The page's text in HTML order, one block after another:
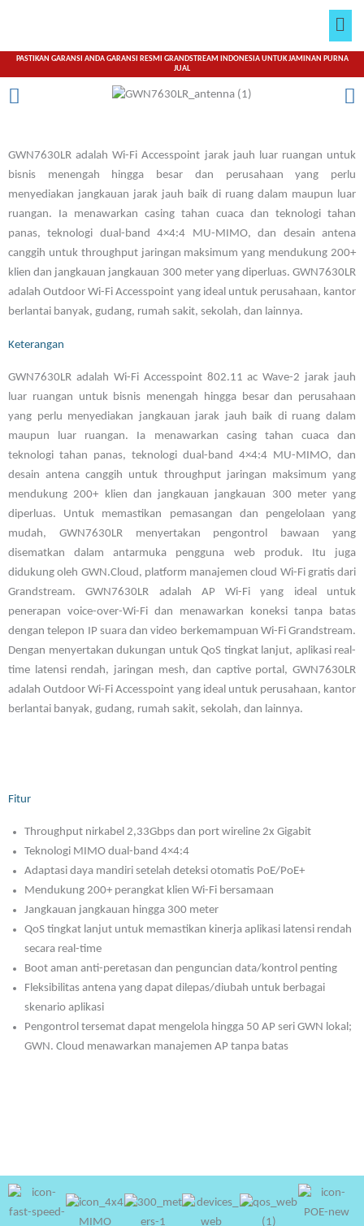
PASTIKAN GARANSI ANDA GARANSI RESMI GRANDSTREAM INDONESIA UNTUK JAMINAN PURNA
JUAL
GWN7630LR adalah Wi-Fi Accesspoint jarak jauh luar ruangan untuk
bisnis menengah hingga besar dan perusahaan yang perlu
menyediakan jangkauan jarak jauh baik di ruang dalam maupun luar
ruangan. Ia menawarkan casing tahan cuaca dan teknologi tahan
panas, teknologi dual-band 4×4:4 MU-MIMO, dan desain antena
canggih untuk throughput jaringan maksimum yang mendukung 200+
klien dan jangkauan jangkauan 300 meter yang diperluas. GWN7630LR
adalah Outdoor Wi-Fi Accesspoint yang ideal untuk perusahaan, kantor
berlantai banyak, gudang, rumah sakit, sekolah, dan lainnya.
Keterangan
GWN7630LR adalah Wi-Fi Accesspoint 802.11 ac Wave-2 jarak jauh
luar ruangan untuk bisnis menengah hingga besar dan perusahaan
yang perlu menyediakan jangkauan jarak jauh baik di ruang dalam
maupun luar ruangan. Ia menawarkan casing tahan cuaca dan
teknologi tahan panas, teknologi dual-band 4×4:4 MU-MIMO, dan
desain antena canggih untuk throughput jaringan maksimum yang
mendukung 200+ klien dan jangkauan jangkauan 300 meter yang
diperluas. Untuk memastikan pemasangan dan pengelolaan yang
mudah, GWN7630LR menyertakan pengontrol bawaan yang
disematkan dalam antarmuka pengguna web produk. Itu juga
didukung oleh GWN.Cloud, platform manajemen cloud Wi-Fi gratis dari
Grandstream. GWN7630LR adalah AP Wi-Fi yang ideal untuk
penerapan voice-over-Wi-Fi dan menawarkan koneksi tanpa batas
dengan telepon IP suara dan video berkemampuan Wi-Fi Grandstream.
Dengan menyertakan dukungan untuk QoS tingkat lanjut, aplikasi real-
time latensi rendah, jaringan mesh, dan captive portal, GWN7630LR
adalah Outdoor Wi-Fi Accesspoint yang ideal untuk perusahaan, kantor
berlantai banyak, gudang, rumah sakit, sekolah, dan lainnya.
Fitur
Throughput nirkabel 2,33Gbps dan port wireline 2x Gigabit
Teknologi MIMO dual-band 4×4:4
Adaptasi daya mandiri setelah deteksi otomatis PoE/PoE+
Mendukung 200+ perangkat klien Wi-Fi bersamaan
Jangkauan jangkauan hingga 300 meter
QoS tingkat lanjut untuk memastikan kinerja aplikasi latensi rendah
secara real-time
Boot aman anti-peretasan dan penguncian data/kontrol penting
Fleksibilitas antena yang dapat dilepas/diubah untuk berbagai
skenario aplikasi
Pengontrol tersemat dapat mengelola hingga 50 AP seri GWN lokal;
GWN. Cloud menawarkan manajemen AP tanpa batas